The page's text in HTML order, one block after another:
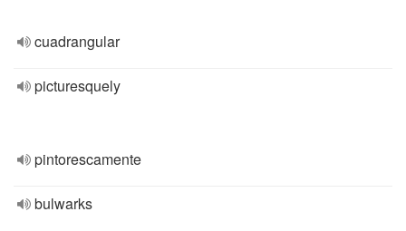
cuadrangular
picturesquely
pintorescamente
bulwarks